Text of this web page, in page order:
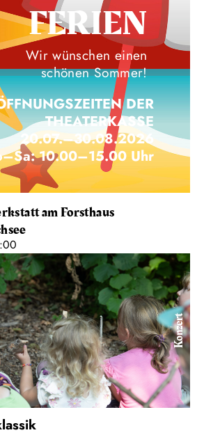
FERIEN
Wir wünschen einen
schönen Sommer!
DER
THEATERKASSE
20.07.–30.08.2026
10.00–15.00 Uhr
am Forsthaus
Konzert